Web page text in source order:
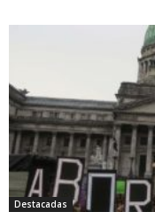
Destacadas